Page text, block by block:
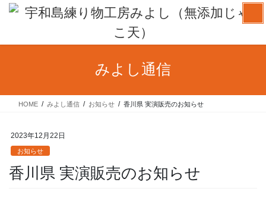
ン
ー
みよし通信
HOME みよし通信 お知らせ 香川県 実演販売のお知らせ
2023年12月22日
お知らせ
香川県 実演販売のお知らせ